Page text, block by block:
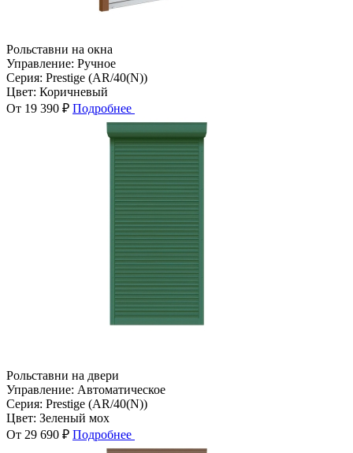
Рольставни на окна
Управление: Ручное
Серия: Prestige (AR/40(N))
Цвет: Коричневый
От 19 390 ₽ Подробнее
Рольставни на двери
Управление: Автоматическое
Серия: Prestige (AR/40(N))
Цвет: Зеленый мох
От 29 690 ₽ Подробнее